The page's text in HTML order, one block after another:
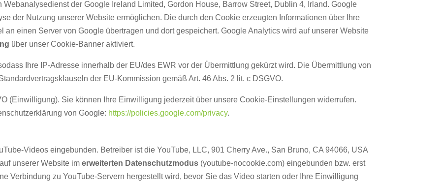
der Google Ireland Limited, Gordon House, Barrow Street, Dublin 4, Irland. Google
der Nutzung unserer Website ermöglichen. Die durch den Cookie erzeugten Informationen über Ihre
an einen Server von Google übertragen und dort gespeichert. Google Analytics wird auf unserer Website
über unser Cookie-Banner aktiviert.
Ihre IP-Adresse innerhalb der EU/des EWR vor der Übermittlung gekürzt wird. Die Übermittlung von
der EU-Kommission gemäß Art. 46 Abs. 2 lit. c DSGVO.
(Einwilligung). Sie können Ihre Einwilligung jederzeit über unsere Cookie-Einstellungen widerrufen.
von Google: https://policies.google.com/privacy.
Videos eingebunden. Betreiber ist die YouTube, LLC, 901 Cherry Ave., San Bruno, CA 94066, USA
unserer Website imerweiterten Datenschutzmodus (youtube-nocookie.com) eingebunden bzw. erst
Verbindung zu YouTube-Servern hergestellt wird, bevor Sie das Video starten oder Ihre Einwilligung